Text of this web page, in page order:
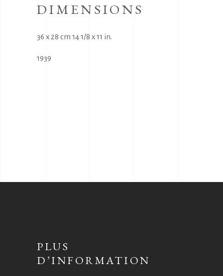
DIMENSIONS
36 x 28 cm 14 1/8 x 11 in.
1939
PLUS
D’INFORMATION